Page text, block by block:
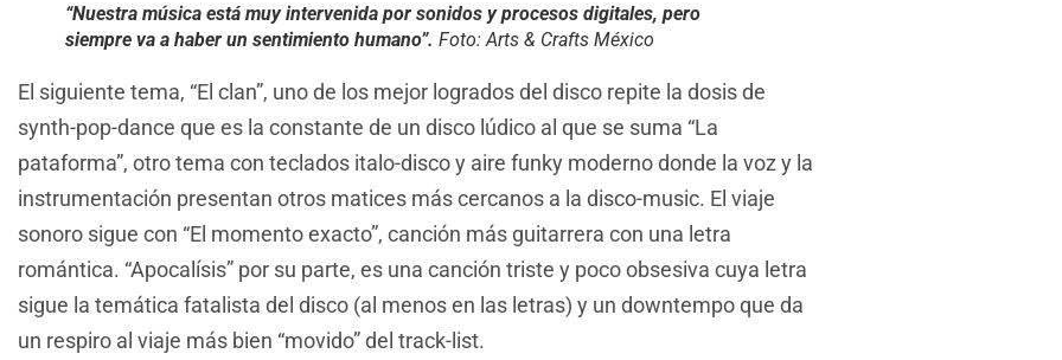
“Nuestra música está muy intervenida por sonidos y procesos digitales, pero
siempre va a haber un sentimiento humano”. Foto: Arts & Crafts México
El siguiente tema, “El clan”, uno de los mejor logrados del disco repite la dosis de
synth-pop-dance que es la constante de un disco lúdico al que se suma “La
pataforma”, otro tema con teclados italo-disco y aire funky moderno donde la voz y la
instrumentación presentan otros matices más cercanos a la disco-music. El viaje
sonoro sigue con “El momento exacto”, canción más guitarrera con una letra
romántica. “Apocalísis” por su parte, es una canción triste y poco obsesiva cuya letra
sigue la temática fatalista del disco (al menos en las letras) y un downtempo que da
un respiro al viaje más bien “movido” del track-list.